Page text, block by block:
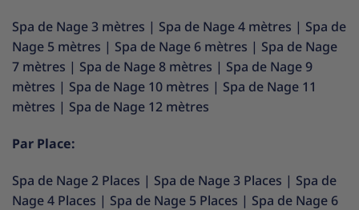
Spa de Nage 3 mètres | Spa de Nage 4 mètres | Spa de
Nage 5 mètres | Spa de Nage 6 mètres | Spa de Nage
7 mètres | Spa de Nage 8 mètres | Spa de Nage 9
mètres | Spa de Nage 10 mètres | Spa de Nage 11
mètres | Spa de Nage 12 mètres
Par Place:
Spa de Nage 2 Places | Spa de Nage 3 Places | Spa de
Nage 4 Places | Spa de Nage 5 Places | Spa de Nage 6